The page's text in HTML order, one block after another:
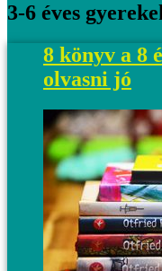
3-6 éves
8 könyv a 8
olvasni jó